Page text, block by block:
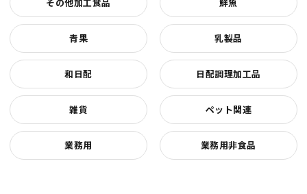
青果 乳製品
和日配 日配調理加工品
雑貨 ペット関連
業務用 業務用非食品